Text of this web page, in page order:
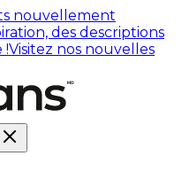
nouvellement
des descriptions
!Visitez nos nouvelles